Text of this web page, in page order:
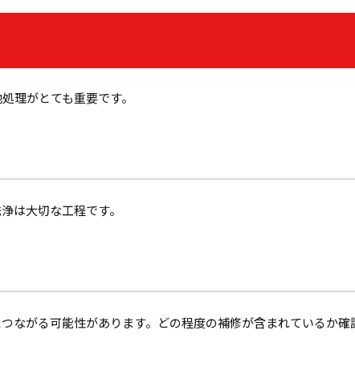
理がとても重要です。
は大切な工程です。
がる可能性があります。どの程度の補修が含まれているか確